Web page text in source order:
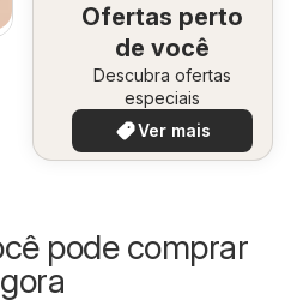
Ofertas perto
de você
Descubra ofertas
especiais
Ver mais
pode comprar